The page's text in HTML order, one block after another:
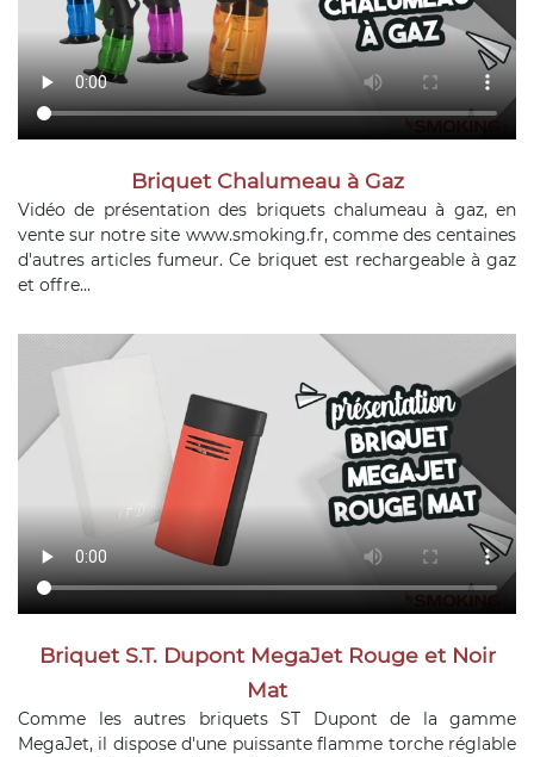
Briquet Chalumeau à Gaz
Vidéo de présentation des briquets chalumeau à gaz, en
vente sur notre site www.smoking.fr, comme des centaines
d'autres articles fumeur. Ce briquet est rechargeable à gaz
et offre...
Briquet S.T. Dupont MegaJet Rouge et Noir
Mat
Comme les autres briquets ST Dupont de la gamme
MegaJet, il dispose d'une puissante flamme torche réglable